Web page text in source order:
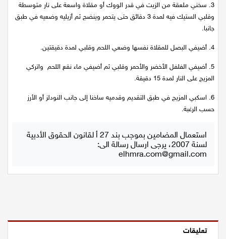
مقالات
مطبخ
مجلة الحمرا
جمال وازياء
تكنولوجيا
فن
ستوديو انتخابات 2022
3. سخني ملعقة من الزيت في قدر الووك أو مقلاة واسعة على نار متوسطة
وقلبي الستيك فيه لمدة 3 دقائق حتى يتحمر وينضج ثم أزيليه وضعيه في طبق
جانبا.
4. أضيفي البصل للمقلاة نفسها وضعي اللحم وقلبي لمدة دقيقتين.
5. أضيفي الفلفل الأخضر والأحمر وقلبي ثم أضيفي ماء نقع اللحم واتركي
المزيج على النار لمدة 15 دقيقة.
6. اسكبي المزيج في طبق التقديم وقدميه ساخنا إلى جانب النودلز أو الأرز
حسب الرغبة.
استعمال المضامين بموجب بند 27 أ لقانون الحقوق الأدبية
لسنة 2007، يرجى ارسال رسالة الى:
elhmra.com@gmail.com
تعليقات